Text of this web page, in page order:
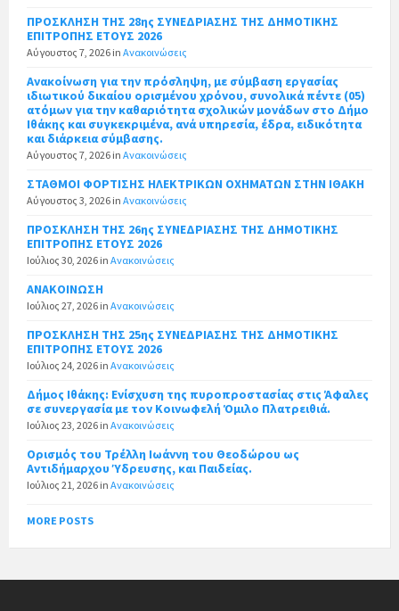
ΠΡΟΣΚΛΗΣΗ ΤΗΣ 28ης ΣΥΝΕΔΡΙΑΣΗΣ ΤΗΣ ΔΗΜΟΤΙΚΗΣ
ΕΠΙΤΡΟΠΗΣ ΕΤΟΥΣ 2026
Αύγουστος 7, 2026 in Ανακοινώσεις
Ανακοίνωση για την πρόσληψη, με σύμβαση εργασίας
ιδιωτικού δικαίου ορισμένου χρόνου, συνολικά πέντε (05)
ατόμων για την καθαριότητα σχολικών μονάδων στο Δήμο
Ιθάκης και συγκεκριμένα, ανά υπηρεσία, έδρα, ειδικότητα
και διάρκεια σύμβασης.
Αύγουστος 7, 2026 in Ανακοινώσεις
ΣΤΑΘΜΟΙ ΦΟΡΤΙΣΗΣ ΗΛΕΚΤΡΙΚΩΝ ΟΧΗΜΑΤΩΝ ΣΤΗΝ ΙΘΑΚΗ
Αύγουστος 3, 2026 in Ανακοινώσεις
ΠΡΟΣΚΛΗΣΗ ΤΗΣ 26ης ΣΥΝΕΔΡΙΑΣΗΣ ΤΗΣ ΔΗΜΟΤΙΚΗΣ
ΕΠΙΤΡΟΠΗΣ ΕΤΟΥΣ 2026
Ιούλιος 30, 2026 in Ανακοινώσεις
ΑΝΑΚΟΙΝΩΣΗ
Ιούλιος 27, 2026 in Ανακοινώσεις
ΠΡΟΣΚΛΗΣΗ ΤΗΣ 25ης ΣΥΝΕΔΡΙΑΣΗΣ ΤΗΣ ΔΗΜΟΤΙΚΗΣ
ΕΠΙΤΡΟΠΗΣ ΕΤΟΥΣ 2026
Ιούλιος 24, 2026 in Ανακοινώσεις
Δήμος Ιθάκης: Ενίσχυση της πυροπροστασίας στις Άφαλες
σε συνεργασία με τον Κοινωφελή Όμιλο Πλατρειθιά.
Ιούλιος 23, 2026 in Ανακοινώσεις
Ορισμός του Τρέλλη Ιωάννη του Θεοδώρου ως
Αντιδήμαρχου Ύδρευσης, και Παιδείας.
Ιούλιος 21, 2026 in Ανακοινώσεις
MORE POSTS